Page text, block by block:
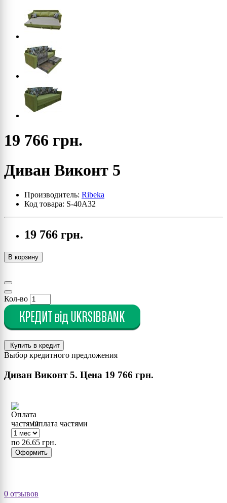
19 766 грн.
Диван Виконт 5
Производитель: Ribeka
Код товара: S-40A32
19 766 грн.
В корзину
Кол-во
Купить в кредит
Выбор кредитного предложения
Диван Виконт 5. Цена 19 766 грн.
Оплата частями
по 26.65 грн.
Оформить
0 отзывов